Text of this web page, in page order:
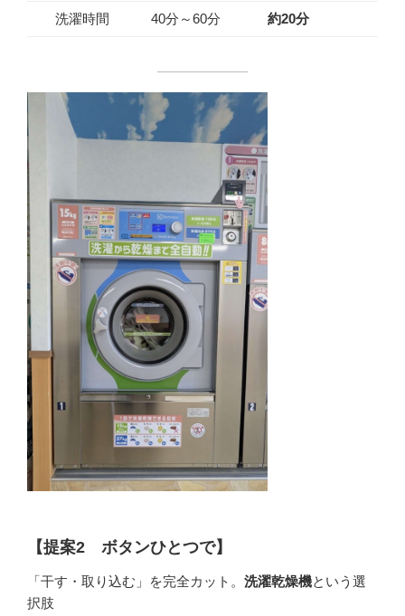
洗濯時間 40分～60分 約20分
【提案2 ボタンひとつで】
「干す・取り込む」を完全カット。 洗濯乾燥機という選
択肢